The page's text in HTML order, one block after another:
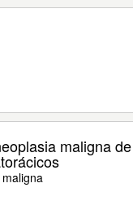
maligna